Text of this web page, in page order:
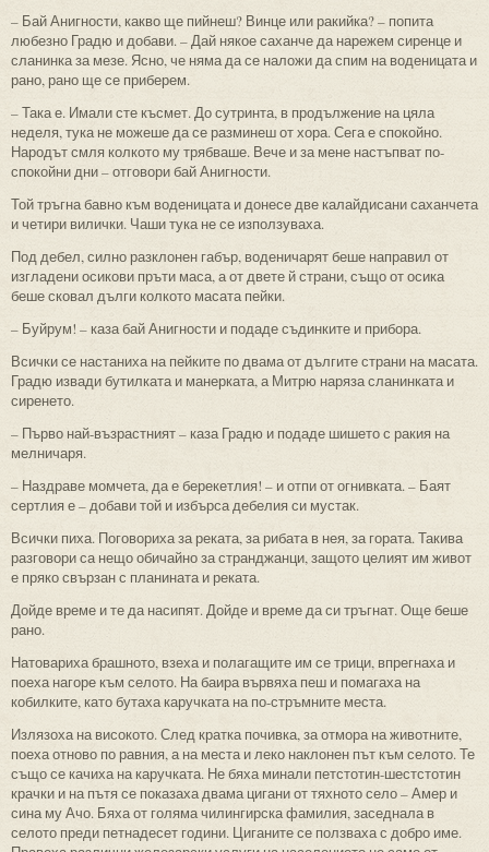
– Бай Анигности, какво ще пийнеш? Винце или ракийка? – попита
любезно Градю и добави. – Дай някое саханче да нарежем сиренце и
сланинка за мезе. Ясно, че няма да се наложи да спим на воденицата и
рано, рано ще се приберем.
– Така е. Имали сте късмет. До сутринта, в продължение на цяла
неделя, тука не можеше да се разминеш от хора. Сега е спокойно.
Народът смля колкото му трябваше. Вече и за мене настъпват по-
спокойни дни – отговори бай Анигности.
Той тръгна бавно към воденицата и донесе две калайдисани саханчета
и четири вилички. Чаши тука не се използуваха.
Под дебел, силно разклонен габър, воденичарят беше направил от
изгладени осикови пръти маса, а от двете й страни, също от осика
беше сковал дълги колкото масата пейки.
– Буйрум! – каза бай Анигности и подаде съдинките и прибора.
Всички се настаниха на пейките по двама от дългите страни на масата.
Градю извади бутилката и манерката, а Митрю наряза сланинката и
сиренето.
– Първо най-възрастният – каза Градю и подаде шишето с ракия на
мелничаря.
– Наздраве момчета, да е берекетлия! – и отпи от огнивката. – Баят
сертлия е – добави той и избърса дебелия си мустак.
Всички пиха. Поговориха за реката, за рибата в нея, за гората. Такива
разговори са нещо обичайно за странджанци, защото целият им живот
е пряко свързан с планината и реката.
Дойде време и те да насипят. Дойде и време да си тръгнат. Още беше
рано.
Натовариха брашното, взеха и полагащите им се трици, впрегнаха и
поеха нагоре към селото. На баира вървяха пеш и помагаха на
кобилките, като бутаха каручката на по-стръмните места.
Излязоха на високото. След кратка почивка, за отмора на животните,
поеха отново по равния, а на места и леко наклонен път към селото. Те
също се качиха на каручката. Не бяха минали петстотин-шестстотин
крачки и на пътя се показаха двама цигани от тяхното село – Амер и
сина му Ачо. Бяха от голяма чилингирска фамилия, заседнала в
селото преди петнадесет години. Циганите се ползваха с добро име.